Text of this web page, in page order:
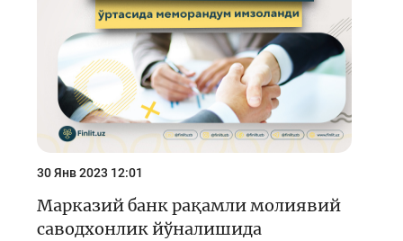
30 Янв 2023 12:01
Марказий банк рақамли молиявий
саводхонлик йўналишида